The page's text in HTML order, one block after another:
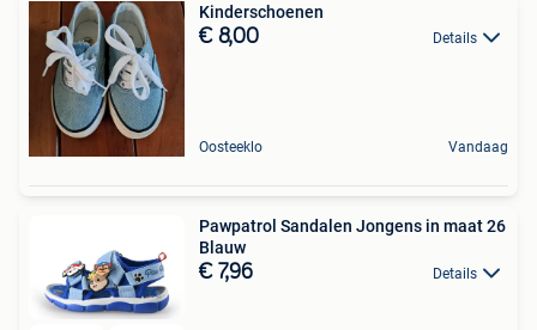
Kinderschoenen
€ 8,00 Details
Oosteeklo Vandaag
Pawpatrol Sandalen Jongens in maat 26
Blauw
€ 7,96 Details